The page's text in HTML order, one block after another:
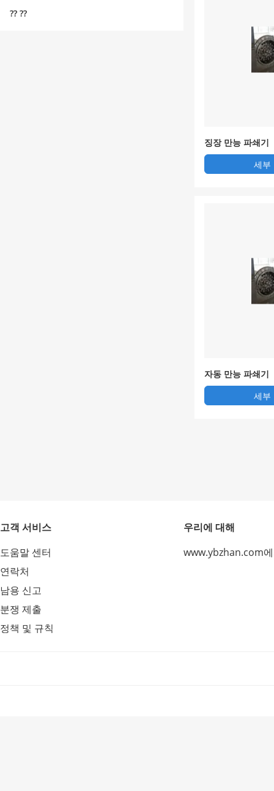
?? ??
징장 만능 파쇄기
세부
자동 만능 파쇄기
세부
고객 서비스
도움말 센터
연락처
남용 신고
분쟁 제출
정책 및 규칙
우리에 대해
www.ybzhan.com